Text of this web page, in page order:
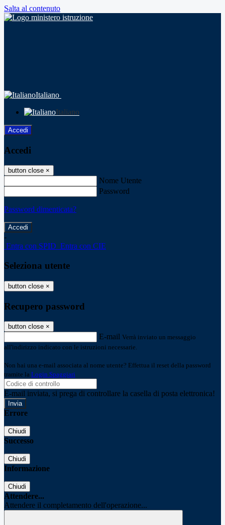
Salta al contenuto
Italiano
Italiano
Accedi
Accedi
button close ×
Nome Utente
Password
Password dimenticata?
-
Entra con SPID Entra con CIE
Seleziona utente
button close ×
Recupero password
button close ×
E-mail Verrà inviato un messaggio
all'indirizzo indicato con le istruzioni necessarie.
Non hai una e-mail associata al nome utente? Effettua il reset della password
tramite la Login Spaggiari
E-mail inviata, si prega di controllare la casella di posta elettronica!
Errore
Chiudi
Successo
Chiudi
Informazione
Chiudi
Attendere...
Attendere il completamento dell'operazione...